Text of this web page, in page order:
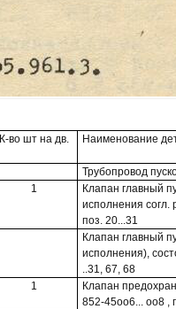
К-во шт на дв. Наименование
Трубопровод
1
Клапан главный
исполнения согл.
поз. 20...31
Клапан главный
исполнения),
..31, 67, 68
1
Клапан
852-45оо6... оо8 ,